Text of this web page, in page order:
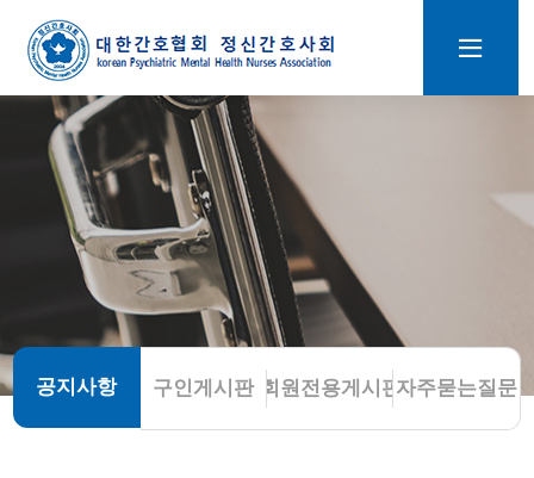
공지사항 구인게시판 회원전용게시판자주묻는질문